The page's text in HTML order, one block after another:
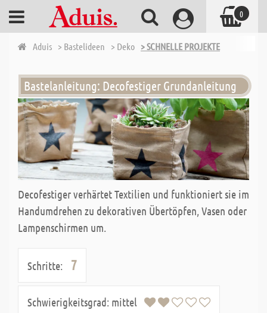
Aduis > Bastelideen > Deko > SCHNELLE PROJEKTE
Bastelanleitung: Decofestiger Grundanleitung
Decofestiger verhärtet Textilien und funktioniert sie im
Handumdrehen zu dekorativen Übertöpfen, Vasen oder
Lampenschirmen um.
Schritte: 7
Schwierigkeitsgrad: mittel
0